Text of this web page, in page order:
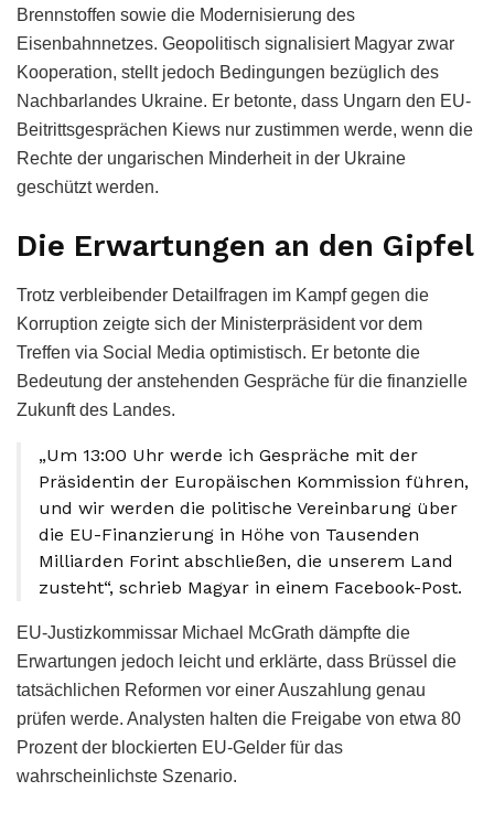
Brennstoffen sowie die Modernisierung des
Eisenbahnnetzes. Geopolitisch signalisiert Magyar zwar
Kooperation, stellt jedoch Bedingungen bezüglich des
Nachbarlandes Ukraine. Er betonte, dass Ungarn den EU-
Beitrittsgesprächen Kiews nur zustimmen werde, wenn die
Rechte der ungarischen Minderheit in der Ukraine
geschützt werden.
Die Erwartungen an den Gipfel
Trotz verbleibender Detailfragen im Kampf gegen die
Korruption zeigte sich der Ministerpräsident vor dem
Treffen via Social Media optimistisch. Er betonte die
Bedeutung der anstehenden Gespräche für die finanzielle
Zukunft des Landes.
„Um 13:00 Uhr werde ich Gespräche mit der
Präsidentin der Europäischen Kommission führen,
und wir werden die politische Vereinbarung über
die EU-Finanzierung in Höhe von Tausenden
Milliarden Forint abschließen, die unserem Land
zusteht“, schrieb Magyar in einem Facebook-Post.
EU-Justizkommissar Michael McGrath dämpfte die
Erwartungen jedoch leicht und erklärte, dass Brüssel die
tatsächlichen Reformen vor einer Auszahlung genau
prüfen werde. Analysten halten die Freigabe von etwa 80
Prozent der blockierten EU-Gelder für das
wahrscheinlichste Szenario.